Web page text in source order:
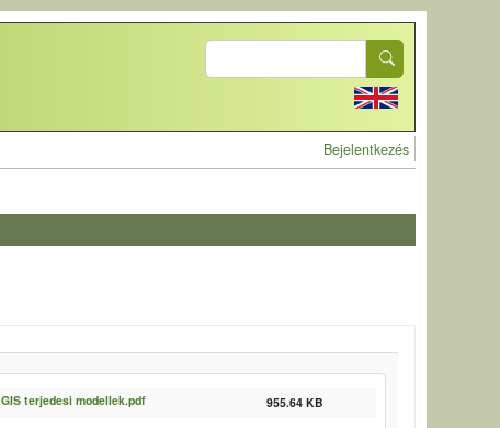
Search
User account
Bejelentkezés
GIS terjedesi modellek.pdf 955.64 KB